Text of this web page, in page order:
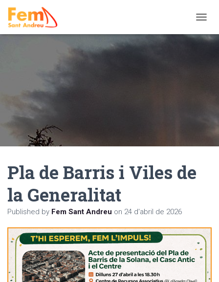
Pla de Barris i Viles de
la Generalitat
Published by Fem Sant Andreu on 24 d'abril de 2026